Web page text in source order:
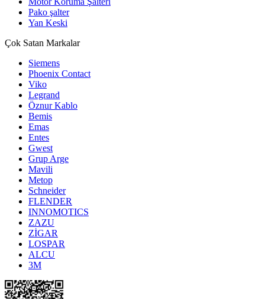
Pako şalter
Yan Keski
Çok Satan Markalar
Siemens
Phoenix Contact
Viko
Legrand
Öznur Kablo
Bemis
Emas
Entes
Gwest
Grup Arge
Mavili
Metop
Schneider
FLENDER
INNOMOTICS
ZAZU
ZİGAR
LOSPAR
ALCU
3M